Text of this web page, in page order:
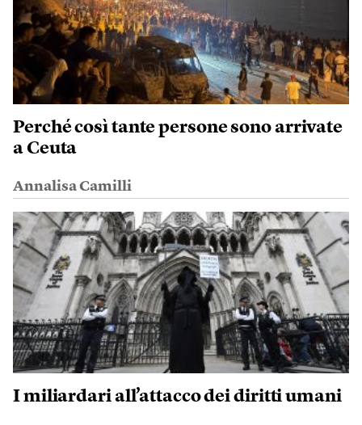
Perché così tante persone sono arrivate
a Ceuta
Annalisa Camilli
I miliardari all’attacco dei diritti umani